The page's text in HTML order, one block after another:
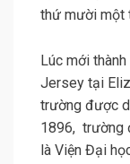
thứ mười một
Lúc mới
Jersey tại
trường được
1896, trường
là Viện Đại